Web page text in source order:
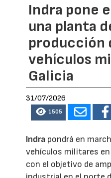
Indra pone
una planta
producción
vehículos
Galicia
31/07/2026
1505
Indra pondrá en
vehículos militares en
con el objetivo de